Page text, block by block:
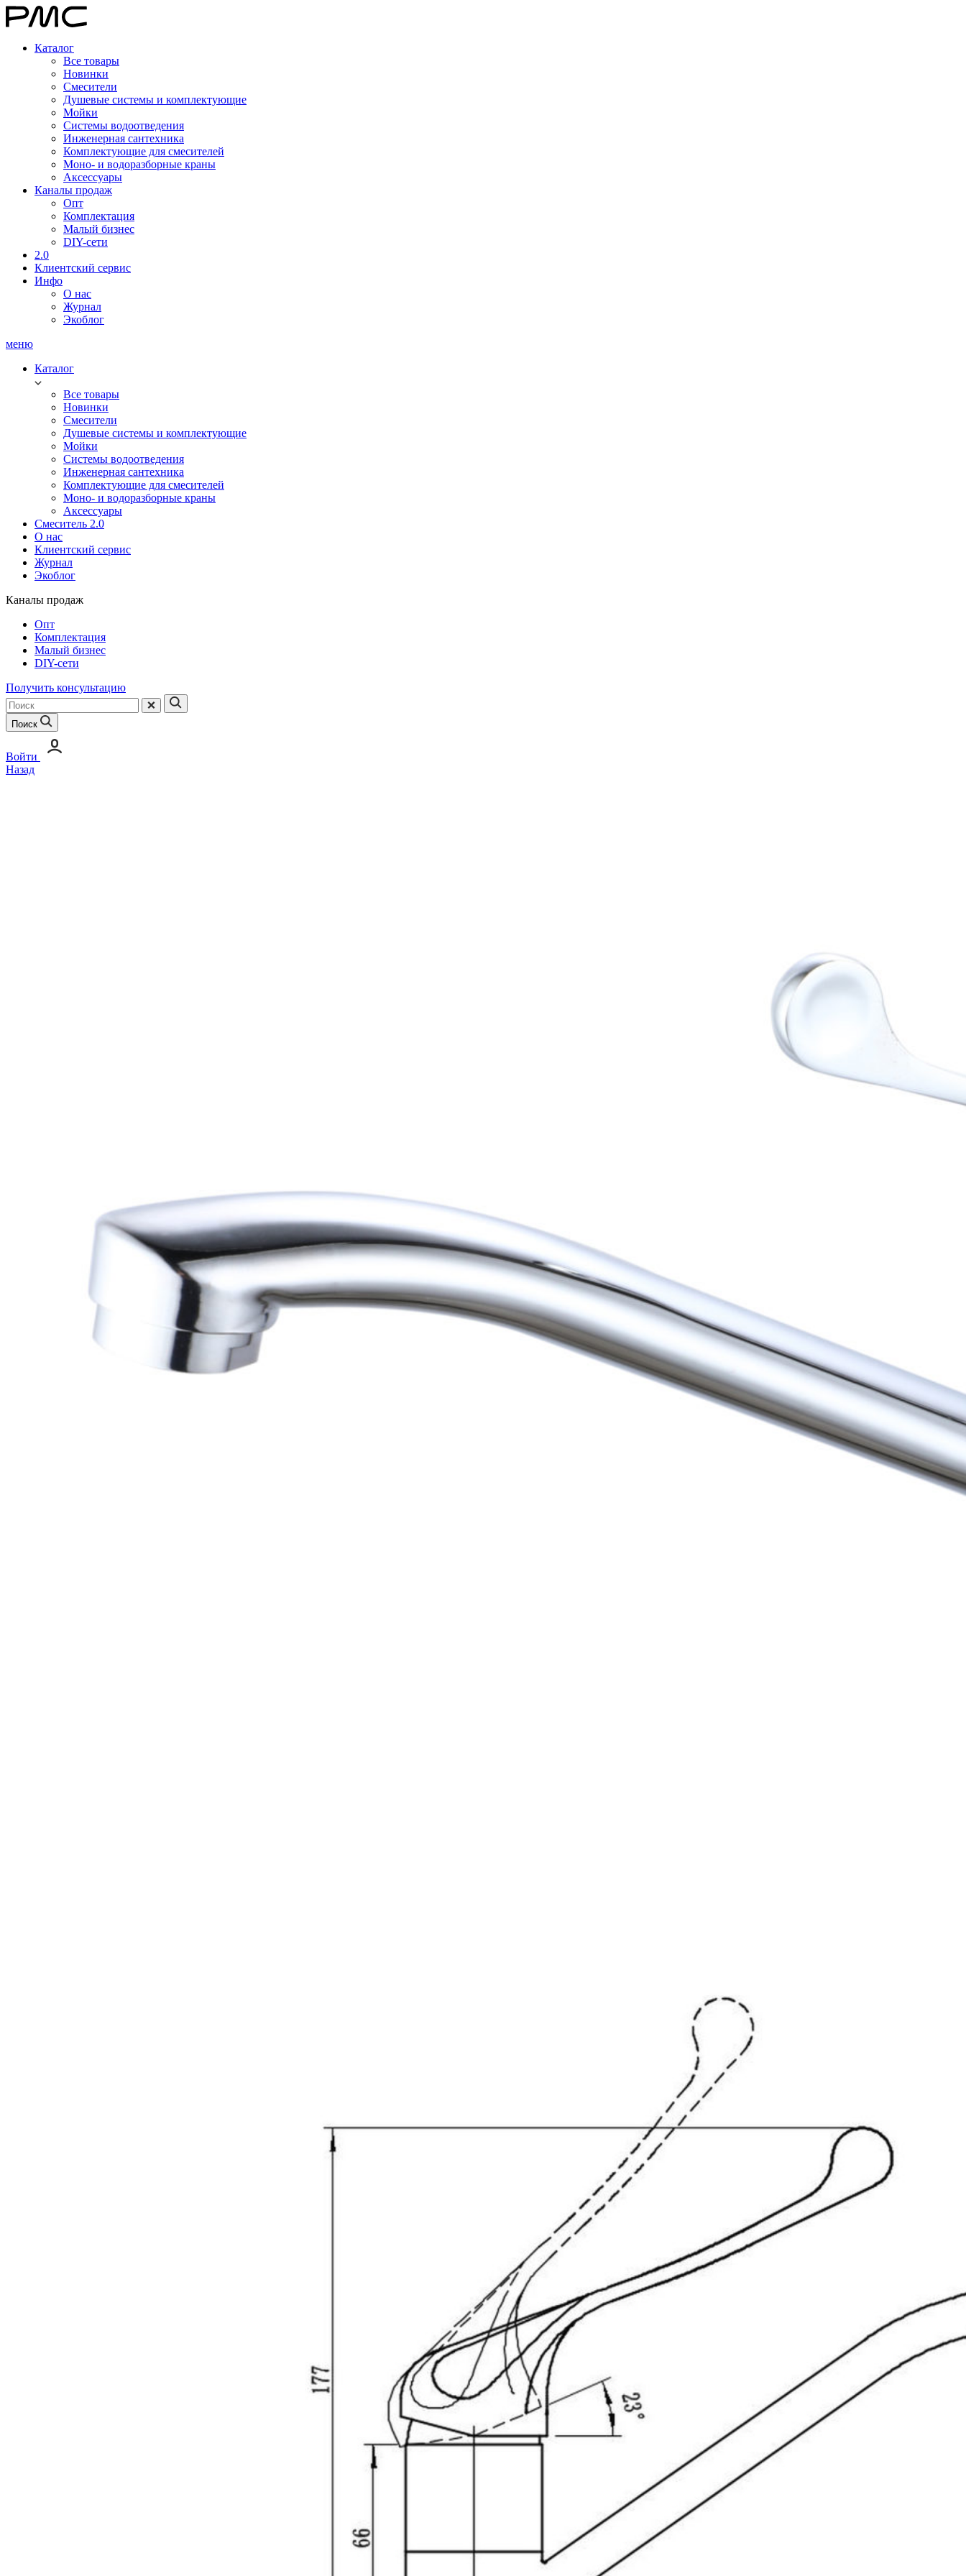
Каталог
Все товары
Новинки
Смесители
Душевые системы и комплектующие
Мойки
Системы водоотведения
Инженерная сантехника
Комплектующие для смесителей
Моно- и водоразборные краны
Аксессуары
Каналы продаж
Опт
Комплектация
Малый бизнес
DIY-сети
2.0
Клиентский сервис
Инфо
О нас
Журнал
Экоблог
меню
Каталог
Все товары
Новинки
Смесители
Душевые системы и комплектующие
Мойки
Системы водоотведения
Инженерная сантехника
Комплектующие для смесителей
Моно- и водоразборные краны
Аксессуары
Смеситель 2.0
О нас
Клиентский сервис
Журнал
Экоблог
Каналы продаж
Опт
Комплектация
Малый бизнес
DIY-сети
Получить консультацию
Поиск
Войти
Назад